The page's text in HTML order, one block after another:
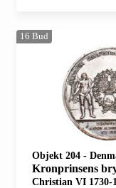
16 Bud
Objekt 204 -
Kronprinsens
Christian VI 1730-